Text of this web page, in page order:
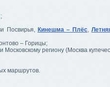
Посвирья, Кинешма – Плёс,
– Горицы;
региону (Москва
маршрутов.